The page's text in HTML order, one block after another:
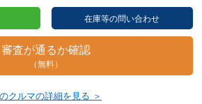
在庫等の問い合わせ
審査が通るか確認
（無料）
クルマの詳細を見る ＞